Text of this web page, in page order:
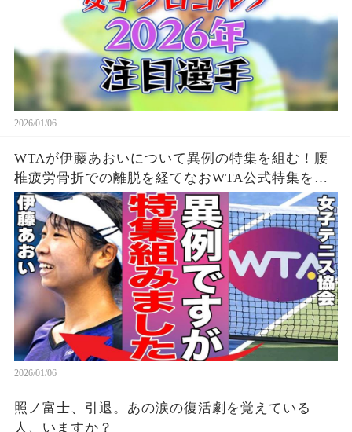
2026/01/06
WTAが伊藤あおいについて異例の特集を組む！腰
椎疲労骨折での離脱を経てなおWTA公式特集を組
まれたという事実がヤバい
2026/01/06
照ノ富士、引退。あの涙の復活劇を覚えている
人、いますか？